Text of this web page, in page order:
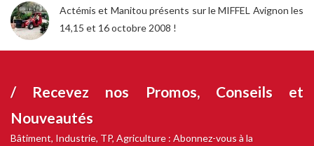
Actémis et Manitou présents sur le MIFFEL Avignon les
14,15 et 16 octobre 2008 !
/ Recevez nos Promos, Conseils et
Nouveautés
Bâtiment, Industrie, TP, Agriculture : Abonnez-vous à la